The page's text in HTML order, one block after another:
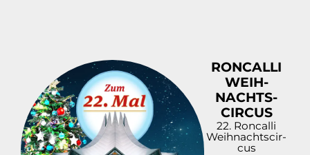
RONCALLI
WEIH­
NACHT­S­
CIR­CUS
22. Roncalli
Weih­nacht­s­cir­
cus